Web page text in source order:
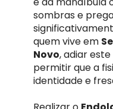
sombras e
quem vive em
Novo, adiar
permitir que a
identidade e